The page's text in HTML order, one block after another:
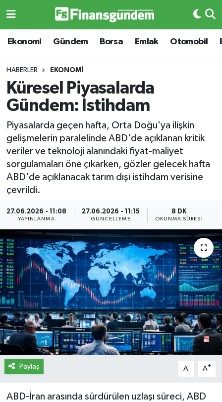
Ekonomi Gündem Borsa Emlak Otomobil
HABERLER EKONOMI
Küresel Piyasalarda
Gündem: İstihdam
Piyasalarda geçen hafta, Orta Doğu'ya ilişkin
gelişmelerin paralelinde ABD'de açıklanan kritik
veriler ve teknoloji alanındaki fiyat-maliyet
sorgulamaları öne çıkarken, gözler gelecek hafta
ABD'de açıklanacak tarım dışı istihdam verisine
çevrildi.
27.06.2026 - 11:08
YAYINLANMA
27.06.2026 - 11:15
GÜNCELLEME
8 DK
OKUNMA SÜRESI
Paylaş A- A+
ABD-İran arasında sürdürülen uzlaşı süreci, ABD
Ekonomi
Borsa
Emlak
Emtia
Otomobil
Gizlilik Sözleşmesi
Hakkımızda
İletişim
Künye
Yasal Uyarı
Ekonomi
Borsa
Emlak
Otomobil
Emtia
BITCOIN
Yapay Zeka